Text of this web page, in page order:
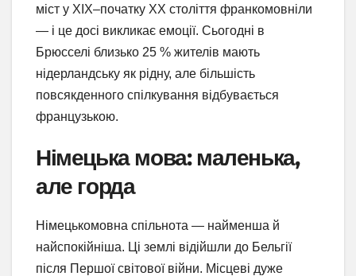
міст у XIX–початку XX століття франкомовніли
— і це досі викликає емоції. Сьогодні в
Брюсселі близько 25 % жителів мають
нідерландську як рідну, але більшість
повсякденного спілкування відбувається
французькою.
Німецька мова: маленька,
але горда
Німецькомовна спільнота — найменша й
найспокійніша. Ці землі відійшли до Бельгії
після Першої світової війни. Місцеві дуже